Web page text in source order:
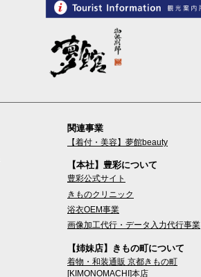
関連事業
【着付・美容】夢館beauty
【本社】豊彩について
豊彩公式サイト
きものクリニック
浴衣OEM事業
画像加工代行・データ入力代行事業
【姉妹店】きもの町について
着物・和装通販 京都きもの町
[KIMONOMACHI]本店